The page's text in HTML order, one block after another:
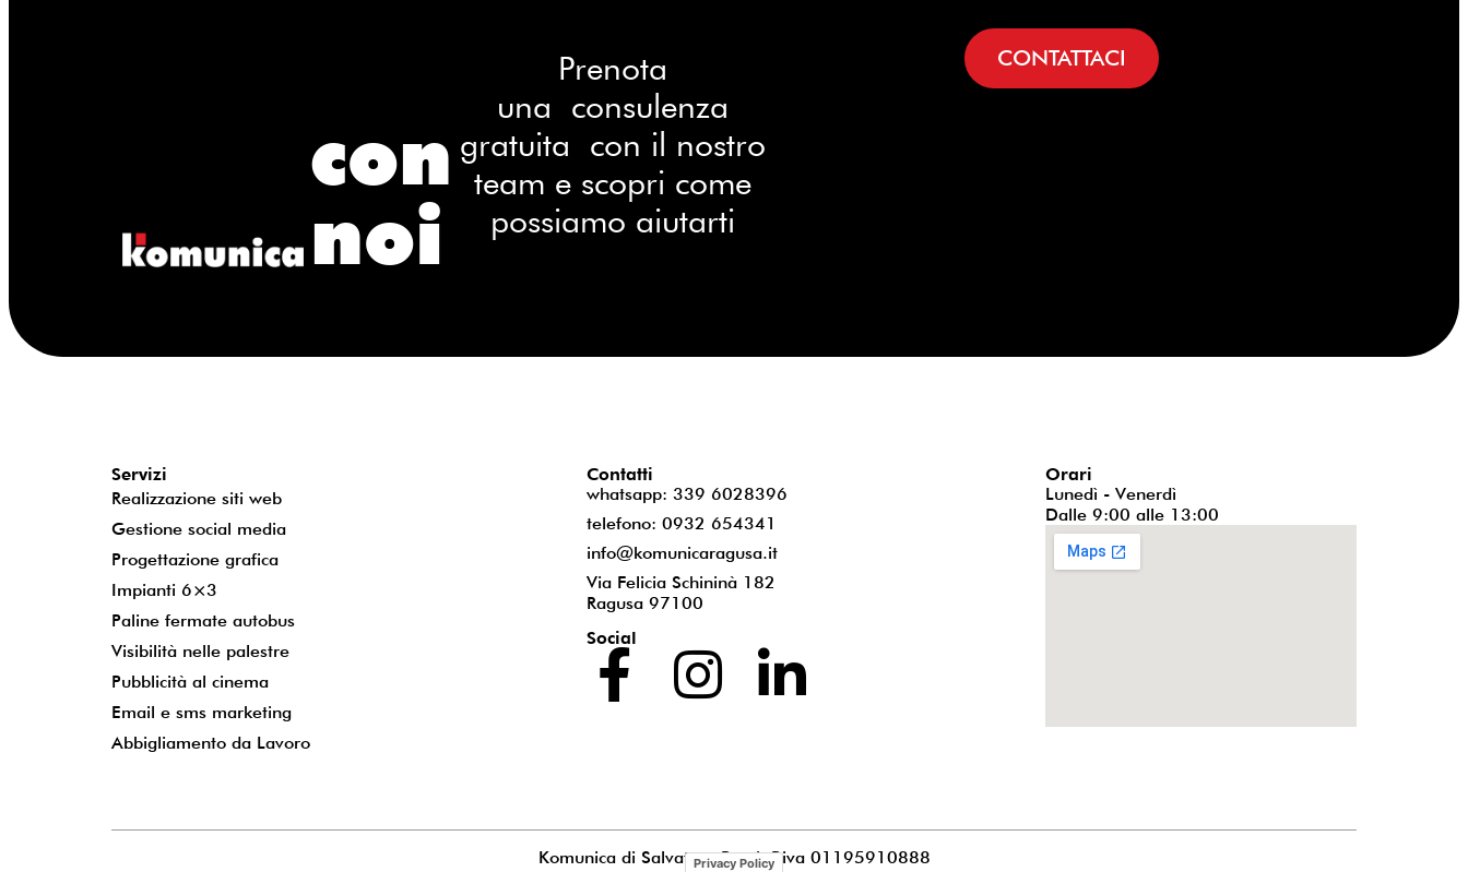
con
noi
Prenota
una consulenza
gratuita con il nostro
team e scopri come
possiamo aiutarti
CONTATTACI
Servizi
Realizzazione siti web
Gestione social media
Progettazione grafica
Impianti 6×3
Paline fermate autobus
Visibilità nelle palestre
Pubblicità al cinema
Email e sms marketing
Abbigliamento da Lavoro
Contatti
whatsapp: 339 6028396
telefono: 0932 654341
info@komunicaragusa.it
Via Felicia Schininà 182
Ragusa 97100
Social
Orari
Lunedì - Venerdì
Dalle 9:00 alle 13:00
Komunica di Salvatore PucciaP.iva 01195910888
Privacy Policy